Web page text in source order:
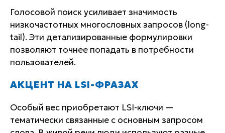
Голосовой поиск усиливает значимость
низкочастотных многословных запросов (long-
tail). Эти детализированные формулировки
позволяют точнее попадать в потребности
пользователей.
АКЦЕНТ НА LSI-ФРАЗАХ
Особый вес приобретают LSI-ключи —
тематически связанные с основным запросом